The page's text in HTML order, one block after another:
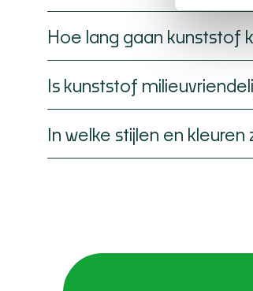
Hoe lang gaan kunststof
Is kunststof
In welke stijlen en